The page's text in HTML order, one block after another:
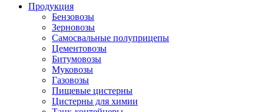
Продукция
Бензовозы
Зерновозы
Самосвальные полуприцепы
Цементовозы
Битумовозы
Муковозы
Газовозы
Пищевые цистерны
Цистерны для химии